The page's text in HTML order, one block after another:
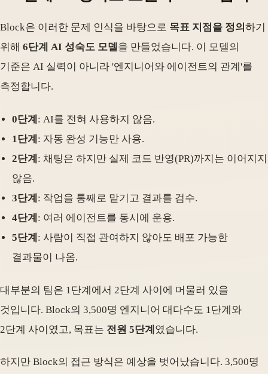
Block은 이러한 문제 인식을 바탕으로 목표 지점을 정의 하기
위해 6단계 AI 성숙도 모델을 만들었습니다. 이 모델의
기준은 AI 실력이 아니라 '엔지니어와 에이전트의 관계'를
측정합니다.
0단계 : AI를 전혀 사용하지 않음.
1단계 : 자동 완성 기능만 사용.
2단계 : 채팅은 하지만 실제 코드 반영(PR)까지는 이어지지
않음.
3단계 : 작업을 통째로 맡기고 결과를 검수.
4단계 : 여러 에이전트를 동시에 운용.
5단계 : 사람이 직접 관여하지 않아도 배포 가능한
결과물이 나옴.
대부분의 팀은 1단계에서 2단계 사이에 머물러 있을
것입니다. Block의 3,500명 엔지니어 대다수도 1단계와
2단계 사이였고, 목표는 전원 5단계 였습니다.
하지만 Block의 접근 방식은 예상을 벗어났습니다. 3,500명